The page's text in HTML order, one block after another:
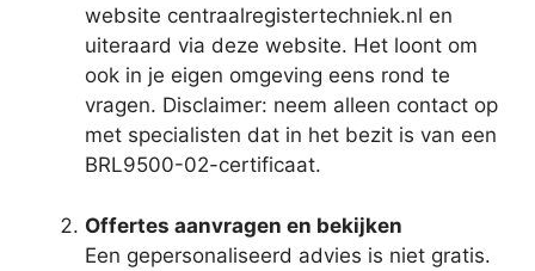
website centraalregistertechniek.nl en
uiteraard via deze website. Het loont om
ook in je eigen omgeving eens rond te
vragen. Disclaimer: neem alleen contact op
met specialisten dat in het bezit is van een
BRL9500-02-certificaat.
Offertes aanvragen en bekijken
Een gepersonaliseerd advies is niet gratis.